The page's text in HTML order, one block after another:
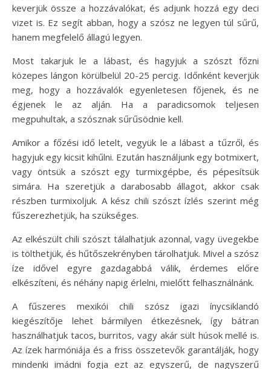
keverjük össze a hozzávalókat, és adjunk hozzá egy deci
vizet is. Ez segít abban, hogy a szósz ne legyen túl sűrű,
hanem megfelelő állagú legyen.
Most takarjuk le a lábast, és hagyjuk a szószt főzni
közepes lángon körülbelül 20-25 percig. Időnként keverjük
meg, hogy a hozzávalók egyenletesen főjenek, és ne
égjenek le az alján. Ha a paradicsomok teljesen
megpuhultak, a szósznak sűrűsödnie kell.
Amikor a főzési idő letelt, vegyük le a lábast a tűzről, és
hagyjuk egy kicsit kihűlni. Ezután használjunk egy botmixert,
vagy öntsük a szószt egy turmixgépbe, és pépesítsük
simára. Ha szeretjük a darabosabb állagot, akkor csak
részben turmixoljuk. A kész chili szószt ízlés szerint még
fűszerezhetjük, ha szükséges.
Az elkészült chili szószt tálalhatjuk azonnal, vagy üvegekbe
is tölthetjük, és hűtőszekrényben tárolhatjuk. Mivel a szósz
íze idővel egyre gazdagabbá válik, érdemes előre
elkészíteni, és néhány napig érlelni, mielőtt felhasználnánk.
A fűszeres mexikói chili szósz igazi ínycsiklandó
kiegészítője lehet bármilyen étkezésnek, így bátran
használhatjuk tacos, burritos, vagy akár sült húsok mellé is.
Az ízek harmóniája és a friss összetevők garantálják, hogy
mindenki imádni fogja ezt az egyszerű, de nagyszerű